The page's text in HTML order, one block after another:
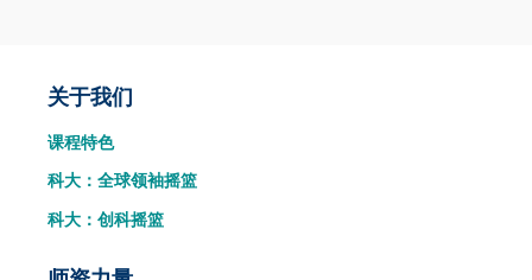
Main
navigation
关于我们
课程特色
科大：全球领袖摇篮
科大：创科摇篮